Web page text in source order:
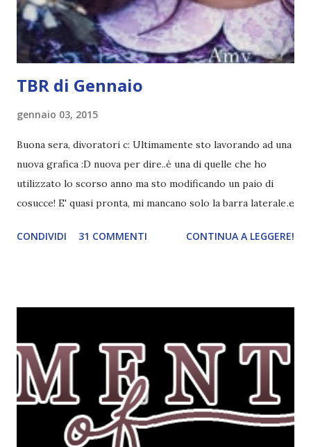
"mezzo" della storia? Questa storia ha praticamente solo
l'inizio!). Stessa cosa con Blue , stessa...
TBR di Gennaio
gennaio 03, 2015
Buona sera, divoratori c: Ultimamente sto lavorando ad una
nuova grafica :D nuova per dire..è una di quelle che ho
utilizzato lo scorso anno ma sto modificando un paio di
cosucce! E' quasi pronta, mi mancano solo la barra laterale e
impazzire e.e Un po' mi dispiacerà abbandonare quest
colori del blu, Amy Harmon ★ ★ ★ ★ Sapete il mio
rapporto con gli ya. Questo stranamente mi è piaciuto
molto. Mi è piaciuta la protagonista, la sua crescita, il suo
rapporto con il professor Wilson che cresce piano piano.
Alla fine mi stavo pure commuovendo! Unravel me ,
CONDIVIDI 31 COMMENTI CONTINUA A LEGGERE!